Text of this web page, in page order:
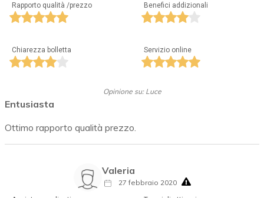
Rapporto qualità /prezzo Benefici addizionali
Chiarezza bolletta Servizio online
Opinione su: Luce
Entusiasta
Ottimo rapporto qualità prezzo.
Valeria
27 febbraio 2020